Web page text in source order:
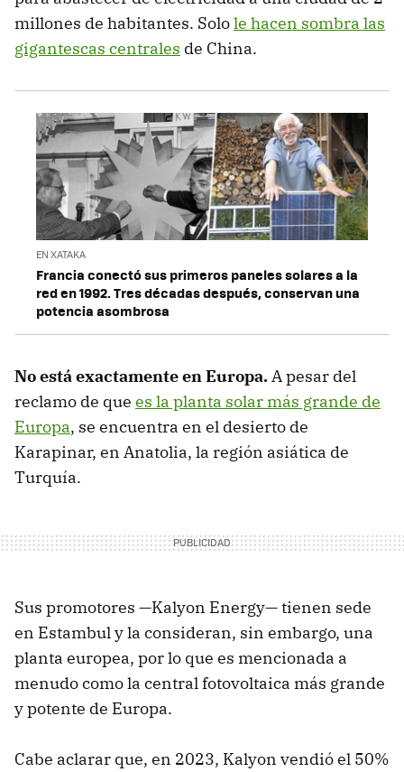
millones de habitantes. Solole hacen sombra las
gigantescas centrales de China.
EN XATAKA
Francia conectó sus primeros paneles solares a la
red en 1992. Tres décadas después, conservan una
potencia asombrosa
No está exactamente en Europa.A pesar del
reclamo de que es la planta solar más grande de
Europa, se encuentra en el desierto de
Karapinar, en Anatolia, la región asiática de
Turquía.
Sus promotores —Kalyon Energy— tienen sede
en Estambul y la consideran, sin embargo, una
planta europea, por lo que es mencionada a
menudo como la central fotovoltaica más grande
y potente de Europa.
Cabe aclarar que, en 2023, Kalyon vendió el 50%